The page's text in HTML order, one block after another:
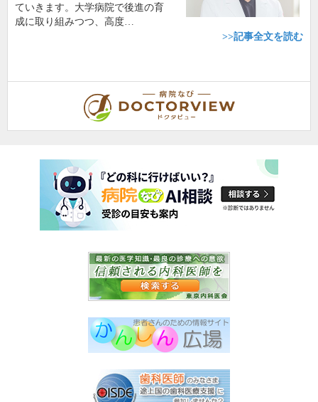
ていきます。大学病院で後進の育
成に取り組みつつ、高度…
>>記事全文を読む